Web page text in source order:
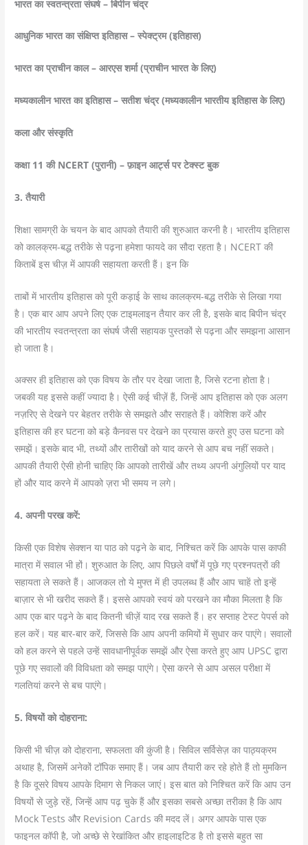
भारत का स्वतन्त्रता संघर्ष – बिपीन चंद्र
आधुनिक भारत का संक्षिप्त इतिहास – स्पेक्ट्रम (इतिहास)
भारत का प्राचीन काल – आरएस शर्मा (प्राचीन भारत के लिए)
मध्यकालीन भारत का इतिहास – सतीश चंद्र (मध्यकालीन भारतीय इतिहास के लिए)
कला और संस्कृति
कक्षा 11 की NCERT (पुरानी) – फ़ाइन आर्ट्स पर टेक्स्ट बुक
3. तैयारी
शिक्षा सामग्री के चयन के बाद आपको तैयारी की शुरुआत करनी है। भारतीय इतिहास
को कालक्रम-बद्ध तरीके से पढ़ना हमेशा फायदे का सौदा रहता है। NCERT की
किताबें इस चीज़ में आपकी सहायता करती हैं। इन कि
ताबों में भारतीय इतिहास को पूरी कड़ाई के साथ कालक्रम-बद्ध तरीके से लिखा गया
है। एक बार आप अपने लिए एक टाइमलाइन तैयार कर ली है, इसके बाद बिपीन चंद्र
की भारतीय स्वतन्त्रता का संघर्ष जैसी सहायक पुस्तकों से पढ़ना और समझना आसान
हो जाता है।
अक्सर ही इतिहास को एक विषय के तौर पर देखा जाता है, जिसे रटना होता है।
जबकी यह इससे कहीं ज्यादा है। ऐसी कई चीज़ें हैं, जिन्हें आप इतिहास को एक अलग
नज़रिए से देखने पर बेहतर तरीके से समझते और सराहते हैं। कोशिश करें और
इतिहास की हर घटना को बड़े कैनवस पर देखने का प्रयास करते हुए उस घटना को
समझें। इसके बाद भी, तथ्यों और तारीखों को याद करने से आप बच नहीं सकते।
आपकी तैयारी ऐसी होनी चाहिए कि आपको तारीखें और तथ्य अपनी अंगुलियों पर याद
हों और याद करने में आपको ज़रा भी समय न लगे।
4. अपनी परख करें:
किसी एक विशेष सेक्शन या पाठ को पढ़ने के बाद, निश्चित करें कि आपके पास काफी
मात्रा में सवाल भी हों। शुरुआत के लिए, आप पिछले वर्षों में पूछे गए प्रश्नपत्रों की
सहायता ले सकते हैं। आजकल तो ये मुफ्त में ही उपलब्ध हैं और आप चाहें तो इन्हें
बाज़ार से भी खरीद सकते हैं। इससे आपको स्वयं को परखने का मौका मिलता है कि
आप एक बार पढ़ने के बाद कितनी चीज़ें याद रख सकते हैं। हर सप्ताह टेस्ट पेपर्स को
हल करें। यह बार-बार करें, जिससे कि आप अपनी कमियों में सुधार कर पाएंगे। सवालों
को हल करने से पहले उन्हें सावधानीपूर्वक समझें और ऐसा करते हुए आप UPSC द्वारा
पूछे गए सवालों की विविधता को समझ पाएंगे। ऐसा करने से आप असल परीक्षा में
गलतियां करने से बच पाएंगे।
5. विषयों को दोहराना:
किसी भी चीज़ को दोहराना, सफलता की कुंजी है। सिविल सर्विसेज़ का पाठ्यक्रम
अथाह है, जिसमें अनेकों टॉपिक समाए हैं। जब आप तैयारी कर रहे होते हैं तो मुमकिन
है कि दूसरे विषय आपके दिमाग से निकल जाएं। इस बात को निश्चित करें कि आप उन
विषयों से जुड़े रहें, जिन्हें आप पढ़ चुके हैं और इसका सबसे अच्छा तरीका है कि आप
Mock Tests और Revision Cards की मदद लें। अगर आपके पास एक
फाइनल कॉपी है, जो अच्छे से रेखांकित और हाइलाइटिड है तो इससे बहुत सा